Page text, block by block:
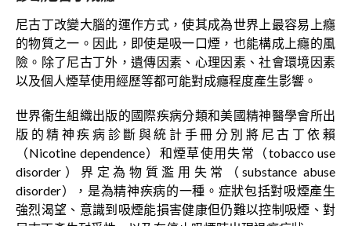
尼古丁改變大腦的運作方式，使其成為世界上最容易上癮
的物質之一。因此，即使是吸一口煙，也能構成上癮的風
險。除了尼古丁外，遺傳因素、心理因素、社會環境因素
以及個人煙草使用經歷等都可能對成癮程度產生影響。
世界衞生組織出版的國際疾病分類和美國精神醫學會所出
版的精神疾病診斷與統計手冊分別將尼古丁依賴
（Nicotine dependence）和煙草使用失常（tobacco use
disorder）界定為物質濫用失常（substance abuse
disorder），是為精神疾病的一種。症狀包括對吸煙產生
強烈渴望、意識到吸煙能損害健康但仍難以控制吸煙、對